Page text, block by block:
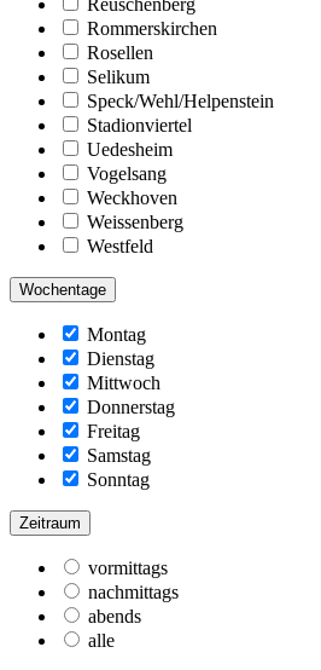
Rommerskirchen
Rosellen
Selikum
Speck/Wehl/Helpenstein
Stadionviertel
Uedesheim
Vogelsang
Weckhoven
Weissenberg
Westfeld
Wochentage
Montag
Dienstag
Mittwoch
Donnerstag
Freitag
Samstag
Sonntag
Zeitraum
vormittags
nachmittags
abends
alle